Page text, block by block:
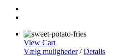
View Cart
Vælg muligheder/ Details